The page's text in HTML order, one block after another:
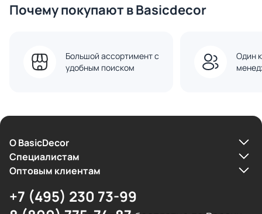
Почему покупают в Basicdecor
Большой ассортимент с
удобным поиском
Один
О BasicDecor
Cпециалистам
Оптовым клиентам
+7 (495) 230 73-99